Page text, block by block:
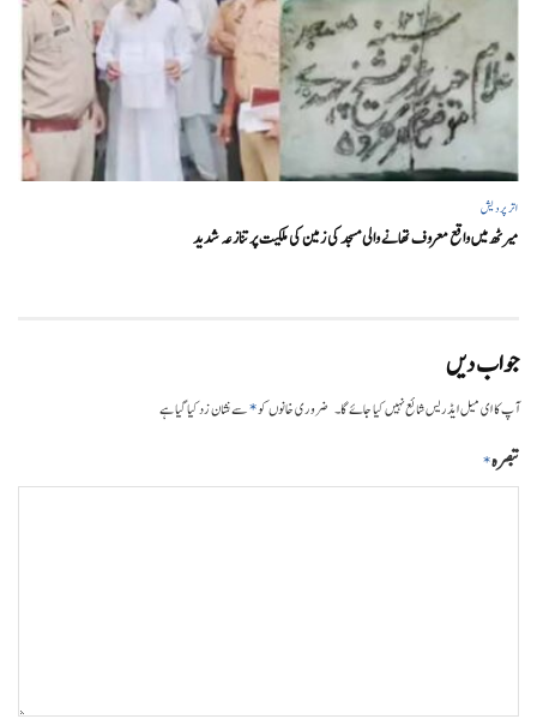
اتر پردیش
میرٹھ میں واقع معروف تھانے والی مسجد کی زمین کی ملکیت پر تنازعہ شدید
جواب دیں
آپ کا ای میل ایڈریس شائع نہیں کیا جائے گا۔ ضروری خانوں کو*سے نشان زد کیا گیا ہے
تبصرہ*